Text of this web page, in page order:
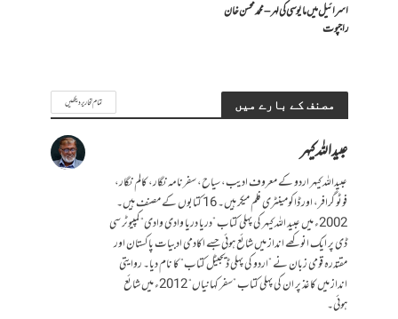
اسرائیل میں مایوسی کی لہر – محمد محسن خان
راجپوت
مصنف کے بارے میں تمام تحاریر دیکھیں
عبیداللہ کیہر
عبیداللہ کیہر اردو کے معروف ادیب، سیاح، سفرنامہ نگار، کالم نگار،
فوٹو گرافر، اور ڈاکومینٹری فلم میکر ہیں۔ 16 کتابوں کے مصنف ہیں۔
2002ء میں عبید اللہ کیہر کی پہلی کتاب ”دریا دریا وادی وادی“ کمپیوٹر سی
ڈی پر ایک انوکھے انداز میں شائع ہوئی جسے اکادمی ادبیات پاکستان اور
مقتدرہ قومی زبان نے ”اردو کی پہلی ڈیجیٹل کتاب“ کا نام دیا۔ روایتی
انداز میں کاغذ پر ان کی پہلی کتاب ”سفر کہانیاں“ 2012ء میں شائع
ہوئی۔